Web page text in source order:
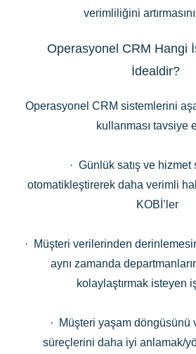
verimliliğini
Operasyonel CRM Hangi
İdealdir?
Operasyonel CRM sistemlerini
kullanması tavsiye
· Günlük satış ve hizmet
otomatikleştirerek daha verimli
KOBİ’ler
· Müşteri verilerinden
aynı zamanda
kolaylaştırmak isteyen
· Müşteri yaşam döngüsünü
süreçlerini daha iyi anlamak/